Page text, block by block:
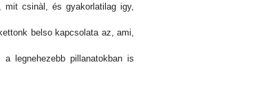
csinàl, és gyakorlatilag igy,
belso kapcsolata az, ami,
legnehezebb pillanatokban is